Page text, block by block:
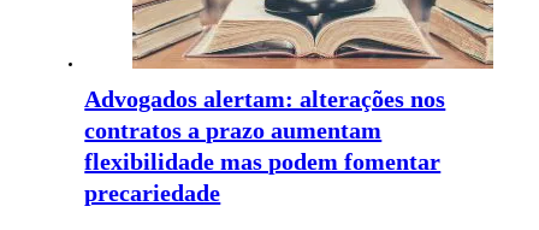
Advogados alertam: alterações nos
contratos a prazo aumentam
flexibilidade mas podem fomentar
precariedade